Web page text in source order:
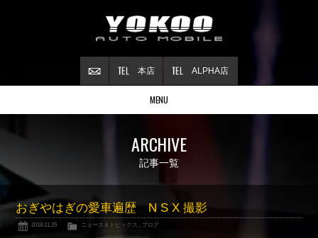
ALPHA店
本店
MENU
在庫情報
ご成約情報
About NSX
NSXについて
Reflesh Plan
ARCHIVE
記事一覧
おぎやはぎの愛車遍歴 N S X 撮影
2018.11.25 ニュース＆トピックス , ブログ